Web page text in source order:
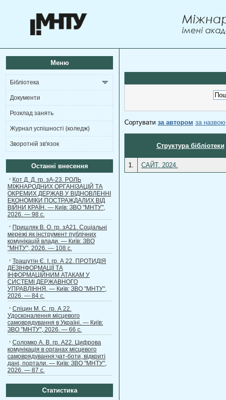
Меню
Бібліотека
Документи
Розклад занять
Журнал успішності (коледж)
Зворотній зв'язок
Останні внесення
Кот Д. Д. гр. зА-23. РОЛЬ
МІЖНАРОДНИХ ОРГАНІЗАЦІЙ ТА
ОКРЕМИХ ДЕРЖАВ У ВІДНОВЛЕННІ
ЕКОНОМІКИ ПОСТРАЖДАЛИХ ВІД
ВІЙНИ КРАЇН. — Київ: ЗВО "МНТУ",
2026. — 98 с.
Пришляк В. О. гр. зА21. Соціальні
мережі як інструмент публічних
комунікацій влади. — Київ: ЗВО
"МНТУ", 2026. — 108 с.
Трашутін Є. І. гр. А 22. ПРОТИДІЯ
ДЕЗІНФОРМАЦІЇ ТА
ІНФОРМАЦІЙНИМ АТАКАМ У
СИСТЕМІ ДЕРЖАВНОГО
УПРАВЛІННЯ. — Київ: ЗВО "МНТУ",
2026. — 84 с.
Спіцин М. С. гр. А 22.
Удосконалення місцевого
самоврядування в Україні. — Київ:
ЗВО "МНТУ", 2026. — 66 с.
Соломко А. В. гр. А22. Цифрова
комунікація в органах місцевого
самоврядування:чат-боти, відкриті
дані, портали. — Київ: ЗВО "МНТУ",
2026. — 87 с.
Статистика
Сортувати за автором за назвою
Структура бібліотеки
1. САЙТ. 2024.